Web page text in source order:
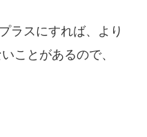
ラスにすれば、より
ことがあるので、